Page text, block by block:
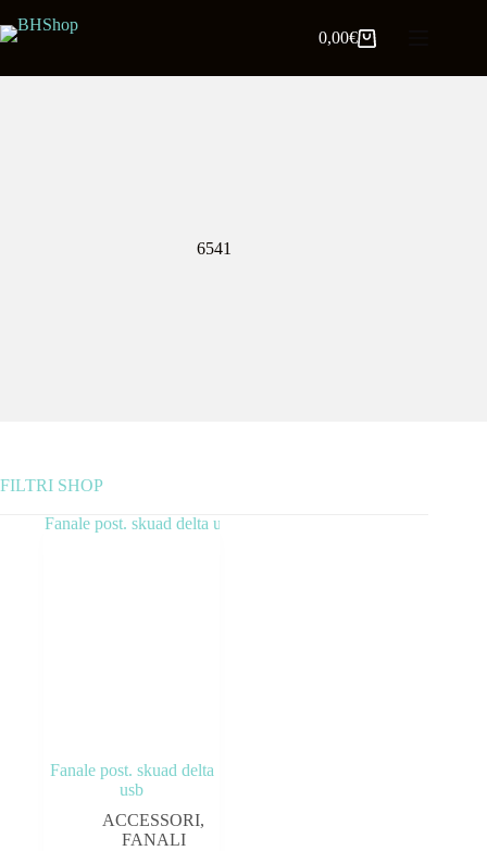
0,00€
6541
FILTRI SHOP
OUTLET
Fanale post. skuad delta
usb
ACCESSORI,
FANALI